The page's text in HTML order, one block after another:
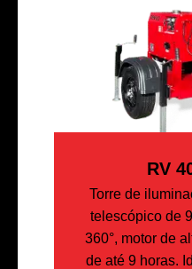
RV
Torre de
telescópico de
360°, motor de
de até 9 horas.